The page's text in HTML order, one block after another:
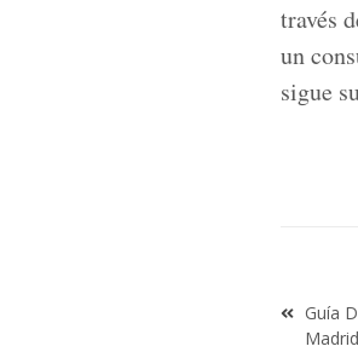
través
un
sigue
de
Guía
Madrid